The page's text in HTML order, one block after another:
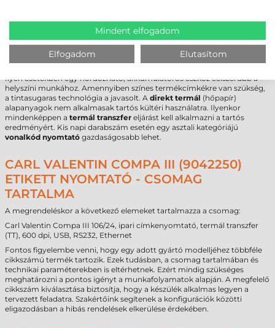
alkatrészek tartós jelölésére használható a nagy felbontásnak
köszönhetően. A gyógyszeriparban az apró betűs tájékoztatók és kódok
nyomtatására a600 dpialapfeltétel. Alogisztikaterületén a nagy
terhelésű elosztó központok kedvelt eszköze.
Ilyen esetekben egy hordozható, akkumulátoros eszköz célszerűbb a
helyszíni munkához. Amennyiben színes termékcímkékre van szükség,
a tintasugaras technológia a javasolt. A direkt termál (hőpapír)
alapanyagok nem alkalmasak tartós kültéri használatra. Ilyenkor
mindenképpen a termál transzfer eljárást kell alkalmazni a tartós
eredményért. Kis napi darabszám esetén egy asztali kategóriájú
vonalkód nyomtató gazdaságosabb lehet.
CARL VALENTIN COMPA III (9042250)
ETIKETT NYOMTATÓ - CSOMAG
TARTALMA
A megrendeléskor a következő elemeket tartalmazza a csomag:
Carl Valentin Compa III 106/24, ipari címkenyomtató, termál transzfer
(TT), 600 dpi, USB, RS232, Ethernet
Fontos figyelembe venni, hogy egy adott gyártó modelljéhez többféle
cikkszámú termék tartozik. Ezek tudásban, a csomag tartalmában és
technikai paraméterekben is eltérhetnek. Ezért mindig szükséges
meghatározni a pontos igényt a munkafolyamatok alapján. A megfelelő
cikkszám kiválasztása biztosítja, hogy a készülék alkalmas legyen a
tervezett feladatra. Szakértőink segítenek a konfigurációk közötti
eligazodásban a hibás rendelések elkerülése érdekében.
Mindent elfogadom
Elfogadom Elutasítom